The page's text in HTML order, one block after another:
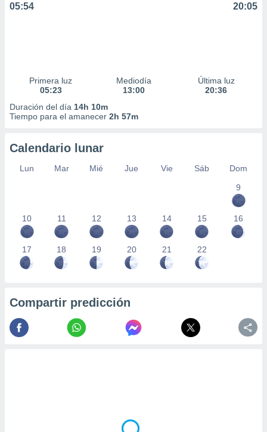
05:54 20:05
Primera luz
05:23
Mediodía
13:00
Última luz
20:36
Duración del día 14h 10m
Tiempo para el amanecer 2h 57m
Calendario lunar
Lun Mar Mié Jue Vie Sáb
Dom
9
10 11 12 13 14 15 16
17 18 19 20 21 22
Compartir predicción